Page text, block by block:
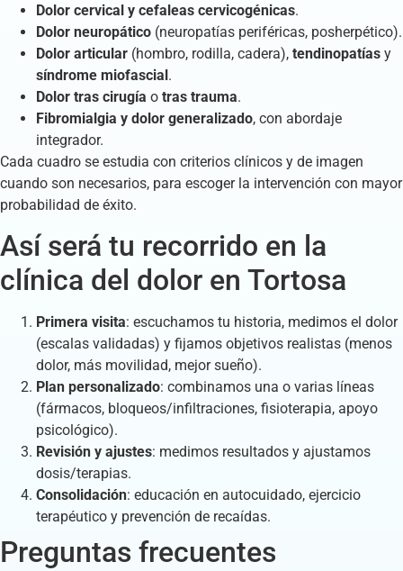
Dolor cervical y cefaleas cervicogénicas.
Dolor neuropático (neuropatías periféricas, posherpético).
Dolor articular (hombro, rodilla, cadera), tendinopatías y
síndrome miofascial.
Dolor tras cirugía o tras trauma.
Fibromialgia y dolor generalizado, con abordaje
integrador.
Cada cuadro se estudia con criterios clínicos y de imagen
cuando son necesarios, para escoger la intervención con mayor
probabilidad de éxito.
Así será tu recorrido en la
clínica del dolor en Tortosa
Primera visita: escuchamos tu historia, medimos el dolor
(escalas validadas) y fijamos objetivos realistas (menos
dolor, más movilidad, mejor sueño).
Plan personalizado: combinamos una o varias líneas
(fármacos, bloqueos/infiltraciones, fisioterapia, apoyo
psicológico).
Revisión y ajustes: medimos resultados y ajustamos
dosis/terapias.
Consolidación: educación en autocuidado, ejercicio
terapéutico y prevención de recaídas.
Preguntas frecuentes